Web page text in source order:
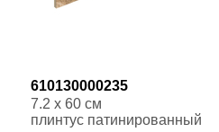
610130000235
7.2 x 60 см
плинтус патинированный